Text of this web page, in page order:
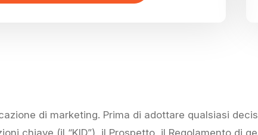
di marketing. Prima di adottare qualsiasi
chiave (il “KID”), il Prospetto, il Regolamento di